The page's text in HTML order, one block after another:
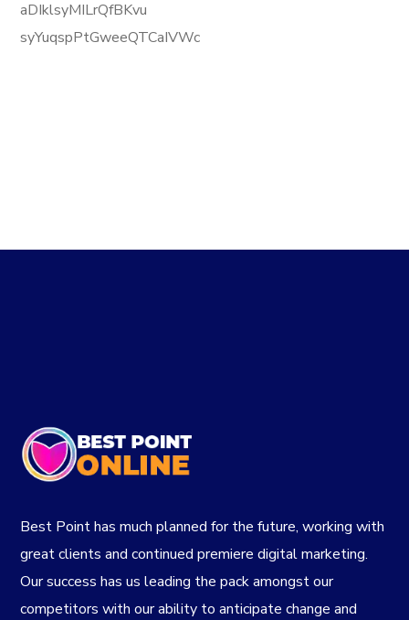
aDIklsyMILrQfBKvu
syYuqspPtGweeQTCaIVWc
Best Point has much planned for the future, working with
great clients and continued premiere digital marketing.
Our success has us leading the pack amongst our
competitors with our ability to anticipate change and